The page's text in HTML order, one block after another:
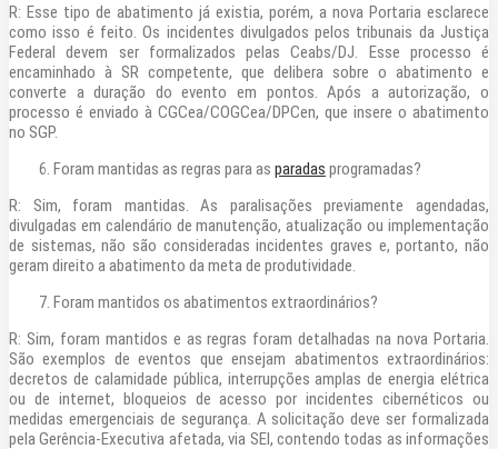
R: Esse tipo de abatimento já existia, porém, a nova Portaria esclarece
como isso é feito. Os incidentes divulgados pelos tribunais da Justiça
Federal devem ser formalizados pelas Ceabs/DJ. Esse processo é
encaminhado à SR competente, que delibera sobre o abatimento e
converte a duração do evento em pontos. Após a autorização, o
processo é enviado à CGCea/COGCea/DPCen, que insere o abatimento
no SGP.
Foram mantidas as regras para as paradas programadas?
R: Sim, foram mantidas. As paralisações previamente agendadas,
divulgadas em calendário de manutenção, atualização ou implementação
de sistemas, não são consideradas incidentes graves e, portanto, não
geram direito a abatimento da meta de produtividade.
Foram mantidos os abatimentos extraordinários?
R: Sim, foram mantidos e as regras foram detalhadas na nova Portaria.
São exemplos de eventos que ensejam abatimentos extraordinários:
decretos de calamidade pública, interrupções amplas de energia elétrica
ou de internet, bloqueios de acesso por incidentes cibernéticos ou
medidas emergenciais de segurança. A solicitação deve ser formalizada
pela Gerência-Executiva afetada, via SEI, contendo todas as informações